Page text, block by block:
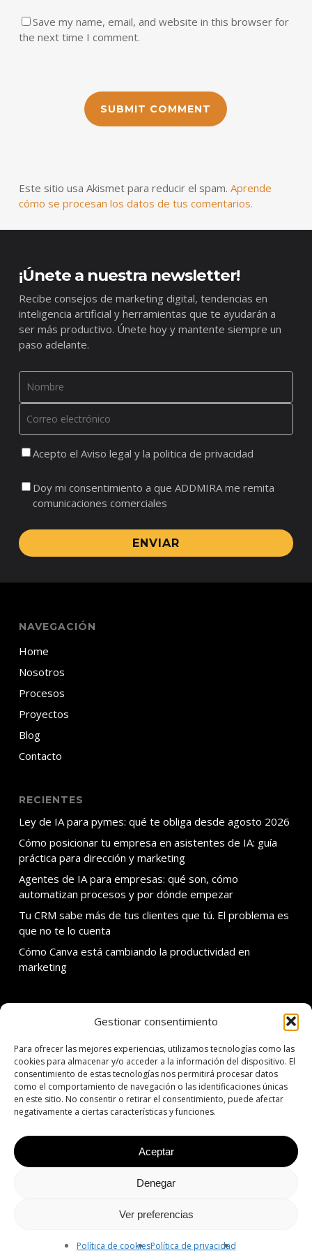
Gestionar consentimiento
Para ofrecer las mejores experiencias, utilizamos tecnologías como las
cookies para almacenar y/o acceder a la información del dispositivo. El
consentimiento de estas tecnologías nos permitirá procesar datos
como el comportamiento de navegación o las identificaciones únicas
en este sitio. No consentir o retirar el consentimiento, puede afectar
negativamente a ciertas características y funciones.
Aceptar
Denegar
Ver preferencias
Política de cookiesPolítica de privacidad
Save my name, email, and website in this browser for
the next time I comment.
Este sitio usa Akismet para reducir el spam. Aprende
cómo se procesan los datos de tus comentarios.
¡Únete a nuestra newsletter!
Recibe consejos de marketing digital, tendencias en
inteligencia artificial y herramientas que te ayudarán a
ser más productivo. Únete hoy y mantente siempre un
paso adelante.
Acepto el Aviso legal y la politica de privacidad
Doy mi consentimiento a que ADDMIRA me remita
comunicaciones comerciales
ENVIAR
NAVEGACIÓN
Home
Nosotros
Procesos
Proyectos
Blog
Contacto
RECIENTES
Ley de IA para pymes: qué te obliga desde agosto 2026
Cómo posicionar tu empresa en asistentes de IA: guía
práctica para dirección y marketing
Agentes de IA para empresas: qué son, cómo
automatizan procesos y por dónde empezar
Tu CRM sabe más de tus clientes que tú. El problema es
que no te lo cuenta
Cómo Canva está cambiando la productividad en
marketing
C. Calvet 30 3er 1a
08021 Barcelona
T: +34 934 342 138
© 2026 ADDMIRA | 360º Agency Since 2001.
Política de cookies
instagram